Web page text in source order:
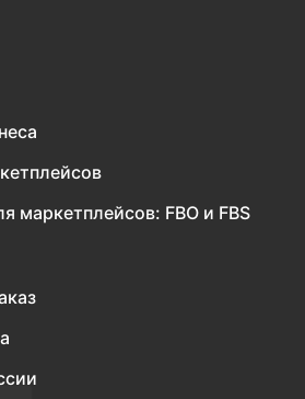
маркетплейсов: FBO и FBS